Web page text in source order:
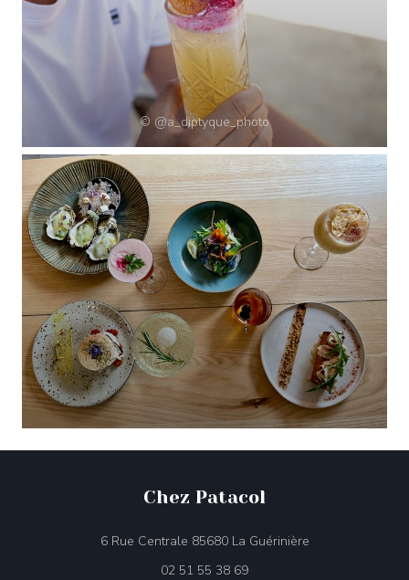
© @a_diptyque_photo
Chez Patacol
6 Rue Centrale 85680 La Guérinière((öffnet ein
02 51 55 38 69